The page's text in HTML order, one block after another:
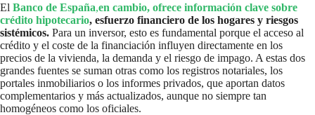
El Banco de España,en cambio, ofrece información clave sobre
crédito hipotecario, esfuerzo financiero de los hogares y riesgos
sistémicos. Para un inversor, esto es fundamental porque el acceso al
crédito y el coste de la financiación influyen directamente en los
precios de la vivienda, la demanda y el riesgo de impago. A estas dos
grandes fuentes se suman otras como los registros notariales, los
portales inmobiliarios o los informes privados, que aportan datos
complementarios y más actualizados, aunque no siempre tan
homogéneos como los oficiales.